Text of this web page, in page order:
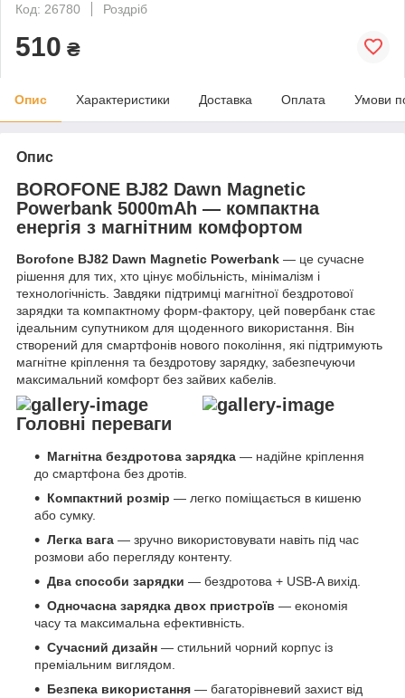
Код: 26780
Роздріб
510 ₴
Опис Характеристики Доставка Оплата Умови
Опис
BOROFONE BJ82 Dawn Magnetic
Powerbank 5000mAh — компактна
енергія з магнітним комфортом
Borofone BJ82 Dawn Magnetic Powerbank — це сучасне
рішення для тих, хто цінує мобільність, мінімалізм і
технологічність. Завдяки підтримці магнітної бездротової
зарядки та компактному форм-фактору, цей повербанк стає
ідеальним супутником для щоденного використання. Він
створений для смартфонів нового покоління, які підтримують
магнітне кріплення та бездротову зарядку, забезпечуючи
максимальний комфорт без зайвих кабелів.
Головні переваги
Магнітна бездротова зарядка — надійне кріплення
до смартфона без дротів.
Компактний розмір — легко поміщається в кишеню
або сумку.
Легка вага — зручно використовувати навіть під час
розмови або перегляду контенту.
Два способи зарядки — бездротова + USB-A вихід.
Одночасна зарядка двох пристроїв — економія
часу та максимальна ефективність.
Сучасний дизайн — стильний чорний корпус із
преміальним виглядом.
Безпека використання — багаторівневий захист від